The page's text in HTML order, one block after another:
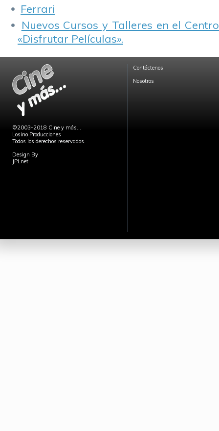
Ferrari
Nuevos Cursos y Talleres en el
«Disfrutar Películas».
©2003-2018 Cine y más...
Losino Producciones
Todos los derechos reservados.
Design By
JPLnet
Contáctenos
Nosotros